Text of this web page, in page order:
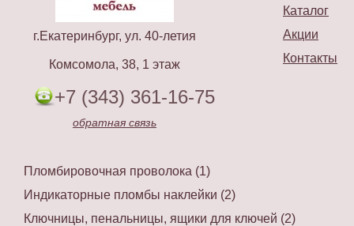
Каталог
Акции
Контакты
г.Екатеринбург, ул. 40-летия
Комсомола, 38, 1 этаж
+7 (343) 361-16-75
обратная связь
Пломбировочная проволока (1)
Индикаторные пломбы наклейки (2)
Ключницы, пенальницы, ящики для ключей (2)